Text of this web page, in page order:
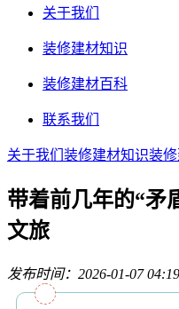
关于我们
装修建材知识
装修建材百科
联系我们
关于我们 装修建材知识装
带着前几年的“矛
文旅
发布时间：2026-01-07 04:19